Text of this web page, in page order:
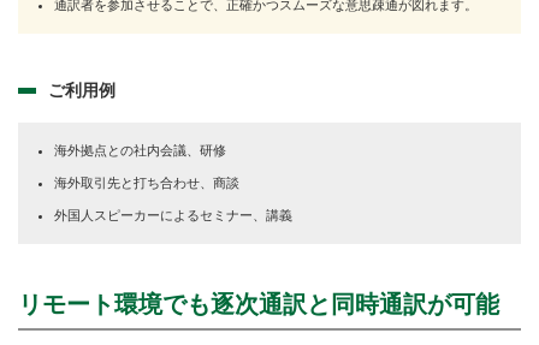
通訳者を参加させることで、正確かつスムーズな意思疎通が図れます。
ご利用例
海外拠点との社内会議、研修
海外取引先と打ち合わせ、商談
外国人スピーカーによるセミナー、講義
リモート環境でも逐次通訳と同時通訳が可能